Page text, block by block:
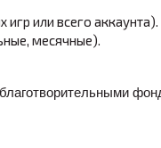
или всего аккаунта).
месячные).